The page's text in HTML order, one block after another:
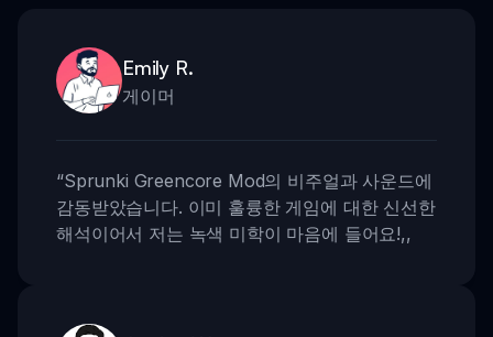
Emily R.
게이머
“Sprunki Greencore Mod의 비주얼과 사운드에
감동받았습니다. 이미 훌륭한 게임에 대한 신선한
해석이어서 저는 녹색 미학이 마음에 들어요!,,